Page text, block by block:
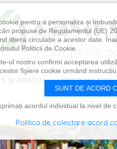
ȘI GRĂDINI IDEI PRACTICE
pentru a personaliza și
propuse de Regulamentul (UE)
libera circulație a acestor date.
Politicii de Cookie.
ul nostru confirmi acceptarea
fişiere cookie urmând
SUNT DE ACORD
acordul individual la nivel de
Politica de colectare acord